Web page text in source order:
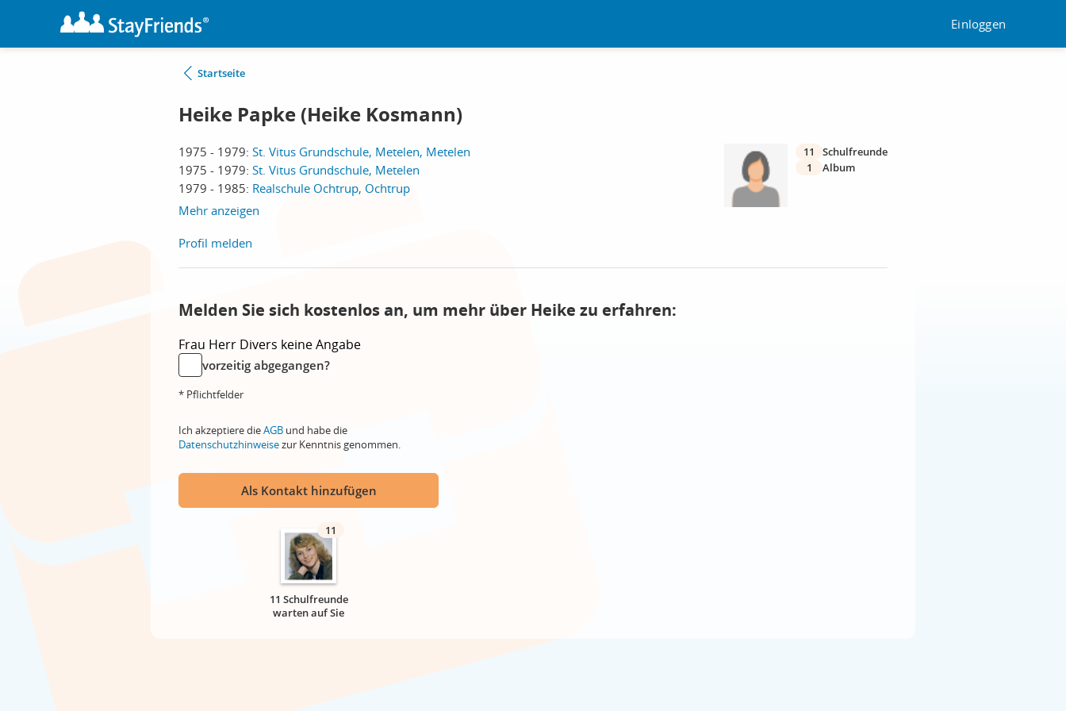
Einloggen
Startseite
Heike Papke (Heike Kosmann)
1975 - 1979: St. Vitus Grundschule, Metelen, Metelen
1975 - 1979: St. Vitus Grundschule, Metelen
1979 - 1985: Realschule Ochtrup, Ochtrup
Mehr anzeigen
11
Schulfreunde
1
Album
Profil melden
Melden Sie sich kostenlos an, um mehr über Heike zu erfahren:
Frau Herr Divers keine Angabe
vorzeitig abgegangen?
* Pflichtfelder
Ich akzeptiere dieAGB und habe die
Datenschutzhinweisezur Kenntnis genommen.
Als Kontakt hinzufügen
11
11 Schulfreunde
warten auf Sie